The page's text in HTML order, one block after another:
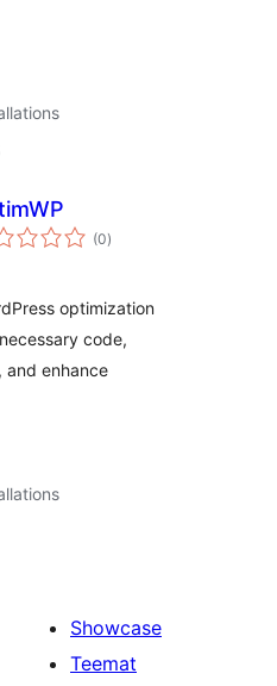
(0arvosanat
yhteensä
)
optimization
code,
and enhance
Showcase
Teemat